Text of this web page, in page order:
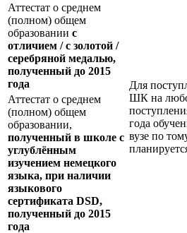
Аттестат о среднем
(полном) общем
образовании с
отличием / с золотой /
серебряной медалью,
полученный до 2015
года
Для
ШК на
года
вузе по
Аттестат о среднем
(полном) общем
образовании,
полученный в школе с
углублённым
изучением немецкого
языка, при наличии
языкового
сертификата DSD,
полученный до 2015
года